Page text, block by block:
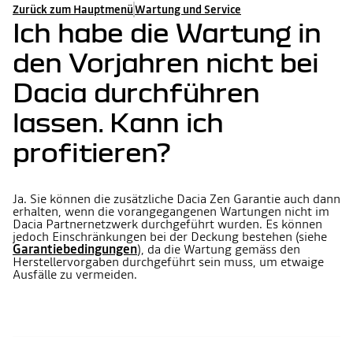
Zurück zum HauptmenüWartung und Service
Ich habe die Wartung in
den Vorjahren nicht bei
Dacia durchführen
lassen. Kann ich
profitieren?
Ja. Sie können die zusätzliche Dacia Zen Garantie auch dann
erhalten, wenn die vorangegangenen Wartungen nicht im
Dacia Partnernetzwerk durchgeführt wurden. Es können
jedoch Einschränkungen bei der Deckung bestehen (siehe
Garantiebedingungen), da die Wartung gemäss den
Herstellervorgaben durchgeführt sein muss, um etwaige
Ausfälle zu vermeiden.